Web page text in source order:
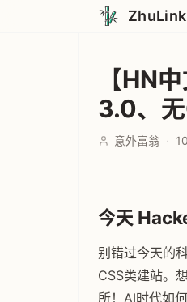
ZhuLink
【HN
3.0、
意外富翁 ·
今天
别错过今天的
CSS类建站。
所！AI时代如